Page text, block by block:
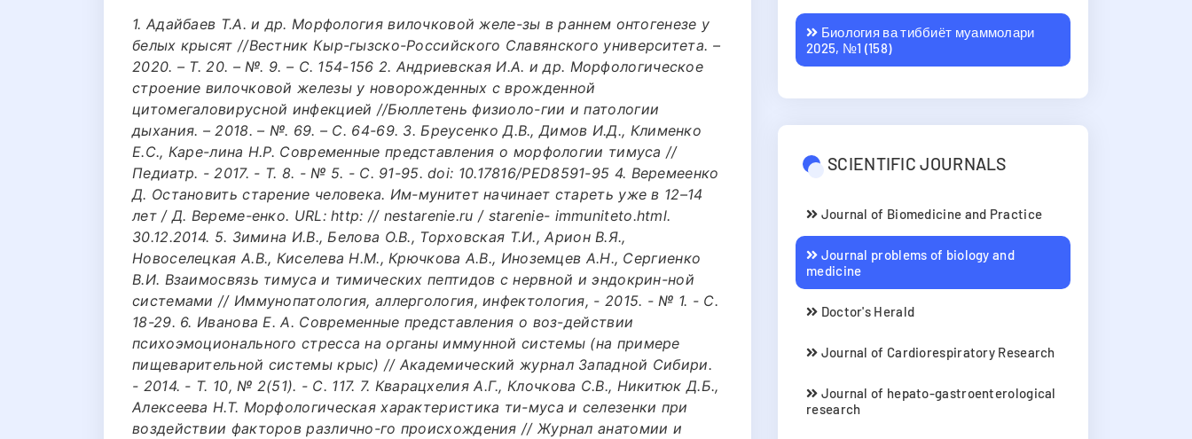
1. Адайбаев Т.А. и др. Морфология вилочковой желе-зы в раннем онтогенезе у
белых крысят //Вестник Кыр-гызско-Российского Славянского университета. –
2020. – Т. 20. – №. 9. – С. 154-156 2. Андриевская И.А. и др. Морфологическое
строение вилочковой железы у новорожденных с врожденной
цитомегаловирусной инфекцией //Бюллетень физиоло-гии и патологии
дыхания. – 2018. – №. 69. – С. 64-69. 3. Бреусенко Д.В., Димов И.Д., Клименко
Е.С., Каре-лина Н.Р. Современные представления о морфологии тимуса //
Педиатр. - 2017. - Т. 8. - № 5. - С. 91-95. doi: 10.17816/PED8591-95 4. Веремеенко
Д. Остановить старение человека. Им-мунитет начинает стареть уже в 12–14
лет / Д. Вереме-енко. URL: http: // nestarenie.ru / starenie- immuniteto.html.
30.12.2014. 5. Зимина И.В., Белова О.В., Торховская Т.И., Арион В.Я.,
Новоселецкая А.В., Киселева Н.М., Крючкова А.В., Иноземцев А.Н., Сергиенко
В.И. Взаимосвязь тимуса и тимических пептидов с нервной и эндокрин-ной
системами // Иммунопатология, аллергология, инфектология, - 2015. - № 1. - С.
18-29. 6. Иванова Е. А. Современные представления о воз-действии
психоэмоционального стресса на органы иммунной системы (на примере
пищеварительной системы крыс) // Академический журнал Западной Сибири.
- 2014. - Т. 10, № 2(51). - С. 117. 7. Кварацхелия А.Г., Клочкова С.В., Никитюк Д.Б.,
Алексеева Н.Т. Морфологическая характеристика ти-муса и селезенки при
воздействии факторов различно-го происхождения // Журнал анатомии и
Биология ва тиббиёт муаммолари
2025, №1 (158)
SCIENTIFIC JOURNALS
Journal of Biomedicine and Practice
Journal problems of biology and
medicine
Doctor's Herald
Journal of Cardiorespiratory Research
Journal of hepato-gastroenterological
research